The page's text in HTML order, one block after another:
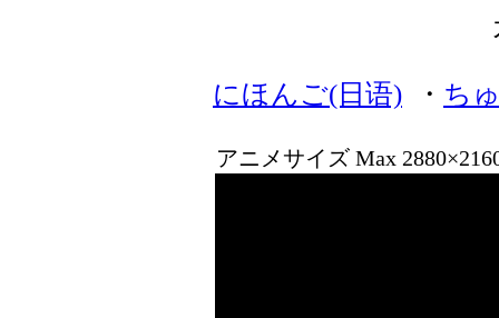
にほんご(日语) ・ ち
アニメサイズ Max